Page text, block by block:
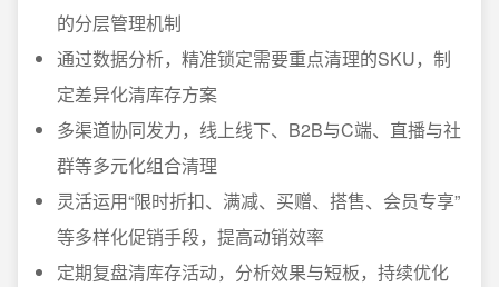
的分层管理机制
通过数据分析，精准锁定需要重点清理的SKU，制
定差异化清库存方案
多渠道协同发力，线上线下、B2B与C端、直播与社
群等多元化组合清理
灵活运用“限时折扣、满减、买赠、搭售、会员专享”
等多样化促销手段，提高动销效率
定期复盘清库存活动，分析效果与短板，持续优化